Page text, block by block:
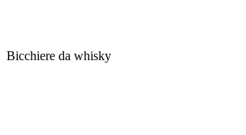
Bicchiere da whisky